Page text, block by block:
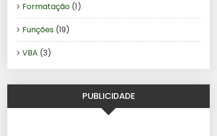
Formatação (1)
Funções (19)
VBA (3)
PUBLICIDADE